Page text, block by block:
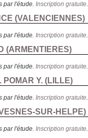
par l'étude. Inscription gratuite.
(VALENCIENNES)
par l'étude. Inscription gratuite.
(ARMENTIERES)
par l'étude. Inscription gratuite.
POMAR Y. (LILLE)
par l'étude. Inscription gratuite.
SUR-HELPE)
par l'étude. Inscription gratuite.